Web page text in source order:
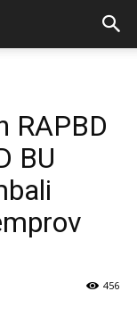
RAPBD
BU
456